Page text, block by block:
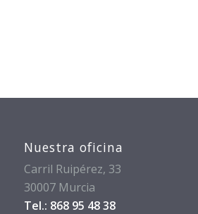
Nuestra oficina
Carril Ruipérez, 33
30007 Murcia
Tel.: 868 95 48 38